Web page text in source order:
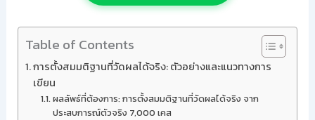
Table of Contents
การตั้งสมมติฐานที่วัดผลได้จริง: ตัวอย่างและแนวทางการ
เขียน
ผลลัพธ์ที่ต้องการ: การตั้งสมมติฐานที่วัดผลได้จริง จาก
ประสบการณ์ตัวจริง 7,000 เคส